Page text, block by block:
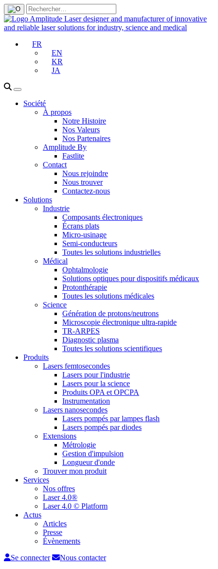
FR
EN
KR
JA
Société
À propos
Notre Histoire
Nos Valeurs
Nos Partenaires
Amplitude By
Fastlite
Contact
Nous rejoindre
Nous trouver
Contactez-nous
Solutions
Industrie
Composants électroniques
Écrans plats
Micro-usinage
Semi-conducteurs
Toutes les solutions industrielles
Médical
Ophtalmologie
Solutions optiques pour dispositifs médicaux
Protonthérapie
Toutes les solutions médicales
Science
Génération de protons/neutrons
Microscopie électronique ultra-rapide
TR-ARPES
Diagnostic plasma
Toutes les solutions scientifiques
Produits
Lasers femtosecondes
Lasers pour l'industrie
Lasers pour la science
Produits OPA et OPCPA
Instrumentation
Lasers nanosecondes
Lasers pompés par lampes flash
Lasers pompés par diodes
Extensions
Métrologie
Gestion d'impulsion
Longueur d'onde
Trouver mon produit
Services
Nos offres
Laser 4.0®
Laser 4.0 © Platform
Actus
Articles
Presse
Évènements
Se connecter
Nous contacter